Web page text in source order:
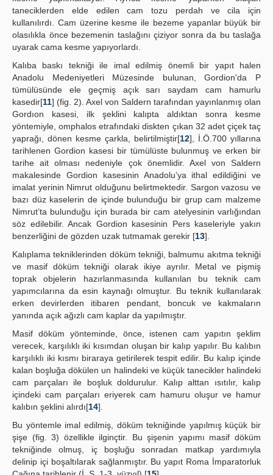
taneciklerden elde edilen cam tozu perdah ve cila için
kullanılırdı. Cam üzerine kesme ile bezeme yapanlar büyük bir
olasılıkla önce bezemenin taslağını çiziyor sonra da bu taslağa
uyarak cama kesme yapıyorlardı.
Kalıba baskı tekniği ile imal edilmiş önemli bir yapıt halen
Anadolu Medeniyetleri Müzesinde bulunan, Gordion'da P
tümülüsünde ele geçmiş açık sarı saydam cam hamurlu
kasedir[11] (fig. 2). Axel von Saldern tarafından yayınlanmış olan
Gordıon kasesi, ilk şeklini kalıpta aldıktan sonra kesme
yöntemiyle, omphalos etrafındaki diskten çıkan 32 adet çiçek taç
yaprağı, dönen kesme çarkla, belirtilmiştir[12], İ.Ö.700 yıllarına
tarihlenen Gordion kasesi bir tümülüste bulunmuş ve erken bir
tarihe ait olması nedeniyle çok önemlidir. Axel von Saldern
makalesinde Gordion kasesinin Anadolu’ya ithal edildiğini ve
imalat yerinin Nimrut olduğunu belirtmektedir. Sargon vazosu ve
bazı düz kaselerin de içinde bulunduğu bir grup cam malzeme
Nimrut’ta bulunduğu için burada bir cam atelyesinin varlığından
söz edilebilir. Ancak Gordion kasesinin Pers kaseleriyle yakın
benzerliğini de gözden uzak tutmamak gerekir [13].
Kalıplama tekniklerinden döküm tekniği, balmumu akıtma tekniği
ve masif döküm tekniği olarak ikiye ayrılır. Metal ve pişmiş
toprak objelerin hazırlanmasında kullanılan bu teknik cam
yapımcılarına da esin kaynağı olmuştur. Bu teknik kullanılarak
erken devirlerden itibaren pendant, boncuk ve kakmaların
yanında açık ağızlı cam kaplar da yapılmıştır.
Masif döküm yönteminde, önce, istenen cam yapıtın şeklim
verecek, karşılıklı iki kısımdan oluşan bir kalıp yapılır. Bu kalıbın
karşılıklı iki kısmı biraraya getirilerek tespit edilir. Bu kalıp içinde
kalan boşluğa dökülen un halindeki ve küçük tanecikler halindeki
cam parçaları ile boşluk doldurulur. Kalıp alttan ısıtılır, kalıp
içindeki cam parçaları eriyerek cam hamuru oluşur ve hamur
kalıbın şeklini alırdı[14].
Bu yöntemle imal edilmiş, döküm tekniğinde yapılmış küçük bir
şişe (fig. 3) özellikle ilginçtir. Bu şişenin yapımı masif döküm
tekniğinde olmuş, iç boşluğu sonradan matkap yardımıyla
delinip içi boşaltılarak sağlanmıştır. Bu yapıt Roma İmparatorluk